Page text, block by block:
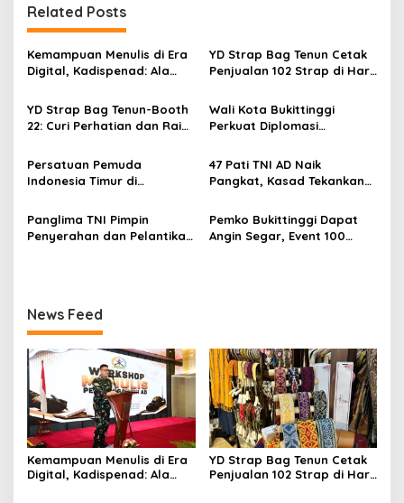
i
g
a
i
o
s
Related Posts
Kemampuan Menulis di Era
Digital, Kadispenad: Ala
YD Strap Bag Tenun Cetak
Penjualan 102 Strap di Hari
2026, Bukti Wastra
Nusantara Kian Digemari
YD Strap Bag Tenun-Booth
22: Curi Perhatian dan Raih
Memandang Wastra
dengan Citra Nan Anggun
Wali Kota Bukittinggi
Perkuat Diplomasi
Dubes Belanda dan Jerman
Sukseskan 100 Tahun Jam
Gadang
Persatuan Pemuda
Indonesia Timur di
Bertajuk “Torang Samua
Basudara”
47 Pati TNI AD Naik
Pangkat, Kasad Tekankan
Adaptasi
Panglima TNI Pimpin
Penyerahan dan Pelantikan
Pemko Bukittinggi Dapat
Angin Segar, Event 100
News Feed
Kemampuan Menulis di Era
Digital, Kadispenad: Ala
YD Strap Bag Tenun Cetak
Penjualan 102 Strap di Hari